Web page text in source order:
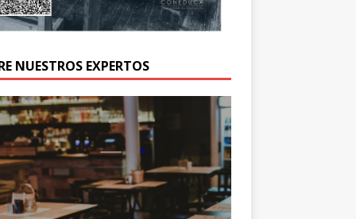
NUESTROS EXPERTOS